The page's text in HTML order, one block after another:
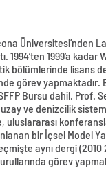
Üniversitesi’nden
1999’a
bölümlerinde lisans
görev
Bursu dahil.
ve denizcilik
bir İçsel Model
aynı dergi
görev